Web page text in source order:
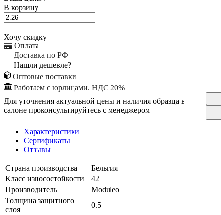
В корзину
Хочу скидку
Оплата
Доставка по РФ
Нашли дешевле?
Оптовые поставки
Работаем с юрлицами. НДС 20%
Для уточнения актуальной цены и наличия образца в
салоне проконсультируйтесь с менеджером
Характеристики
Сертификаты
Отзывы
Страна производства
Бельгия
Класс износостойкости
42
Производитель
Moduleo
Толщина защитного
слоя
0.5